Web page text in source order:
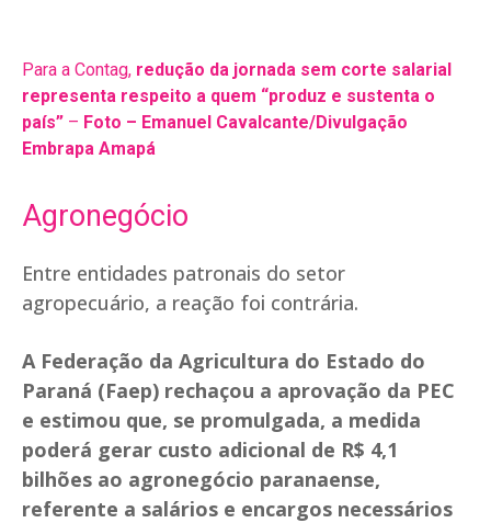
Para a Contag, redução da jornada sem corte salarial
representa respeito a quem “produz e sustenta o
país” – Foto – Emanuel Cavalcante/Divulgação
Embrapa Amapá
Agronegócio
Entre entidades patronais do setor
agropecuário, a reação foi contrária.
A Federação da Agricultura do Estado do
Paraná (Faep) rechaçou a aprovação da PEC
e estimou que, se promulgada, a medida
poderá gerar custo adicional de R$ 4,1
bilhões ao agronegócio paranaense,
referente a salários e encargos necessários